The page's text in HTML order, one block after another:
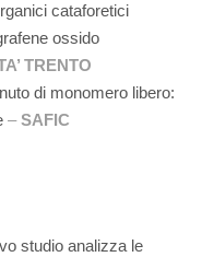
cataforetici
ossido
TRENTO
di monomero libero:
–SAFIC
studio analizza le